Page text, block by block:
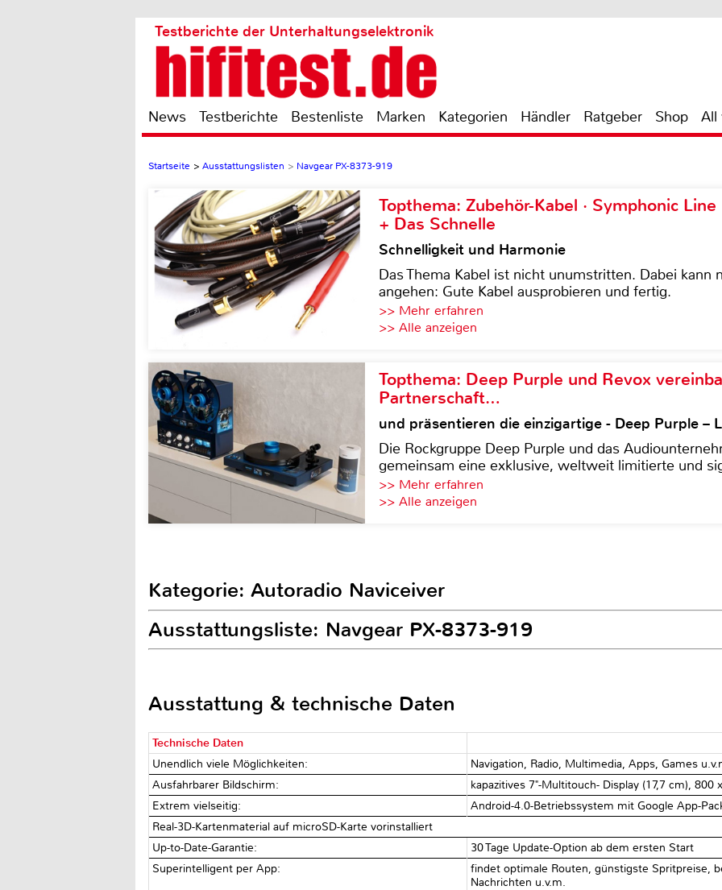
Testberichte der Unterhaltungselektronik
News Testberichte Bestenliste Marken Kategorien Händler Ratgeber Shop All
Startseite > Ausstattungslisten > Navgear PX-8373-919
Topthema: Zubehör-Kabel · Symphonic
+ Das Schnelle
Schnelligkeit und Harmonie
Das Thema Kabel ist nicht unumstritten. Dabei kann
angehen: Gute Kabel ausprobieren und fertig.
>> Mehr erfahren
>> Alle anzeigen
Topthema: Deep Purple und Revox
Partnerschaft…
und präsentieren die einzigartige - Deep Purple –
Die Rockgruppe Deep Purple und das
gemeinsam eine exklusive, weltweit limitierte und
>> Mehr erfahren
>> Alle anzeigen
Kategorie: Autoradio Naviceiver
Ausstattungsliste: Navgear PX-8373-919
Ausstattung & technische Daten
Technische Daten
Unendlich viele Möglichkeiten:
Navigation, Radio, Multimedia, Apps, Games
Ausfahrbarer Bildschirm:
kapazitives 7"-Multitouch- Display (17,7 cm), 800
Extrem vielseitig:
Android-4.0-Betriebssystem mit Google App-
Real-3D-Kartenmaterial auf microSD-Karte vorinstalliert
Up-to-Date-Garantie:
30 Tage Update-Option ab dem ersten Start
Superintelligent per App:
findet optimale Routen, günstigste Spritpreise,
Nachrichten u.v.m.